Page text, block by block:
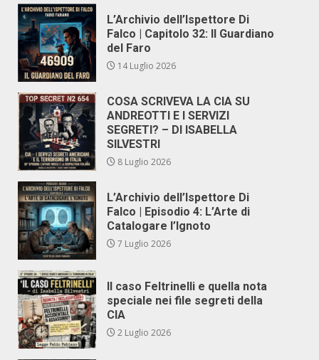
L’Archivio dell’Ispettore Di
Falco | Capitolo 32: Il Guardiano
del Faro
14 Luglio 2026
COSA SCRIVEVA LA CIA SU
ANDREOTTI E I SERVIZI
SEGRETI? – DI ISABELLA
SILVESTRI
8 Luglio 2026
L’Archivio dell’Ispettore Di
Falco | Episodio 4: L’Arte di
Catalogare l’Ignoto
7 Luglio 2026
Il caso Feltrinelli e quella nota
speciale nei file segreti della
CIA
2 Luglio 2026